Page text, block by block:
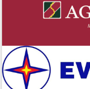
Dự án cao tốc Khánh Hòa -
Định vị cà phê Việt Nam như
Xây dựng nông thôn mới: Nâng
sống người dân từ những mô
thực
Quyết liệt tháo gỡ vướng mắc, đẩy